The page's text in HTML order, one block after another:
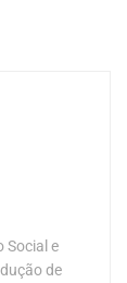
Social e
de